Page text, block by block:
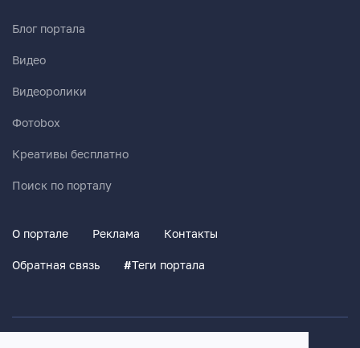
Блог портала
Видео
Видеоролики
Фотоbox
Креативы бесплатно
Поиск по порталу
О портале Реклама Контакты
Обратная связь #Теги портала